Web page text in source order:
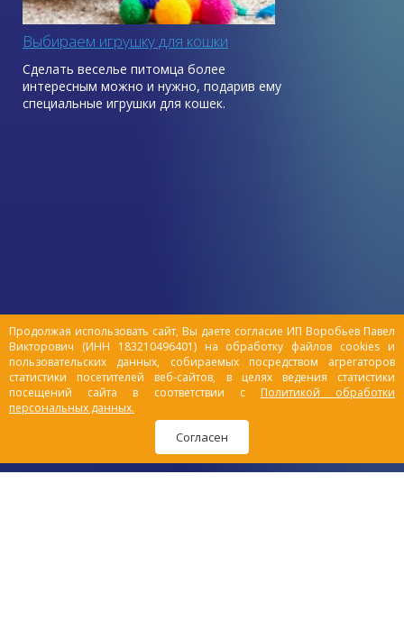
Продолжая использовать сайт, Вы даете согласие ИП Воробьев Павел
Викторович (ИНН 183210496401) на обработку файлов cookies и
пользовательских данных, собираемых посредством агрегаторов
статистики посетителей веб-сайтов, в целях ведения статистики
посещений сайта в соответствии с Политикой обработки
персональных данных.
Согласен
Выбираем игрушку для кошки
Сделать веселье питомца более
интересным можно и нужно, подарив ему
специальные игрушки для кошек.